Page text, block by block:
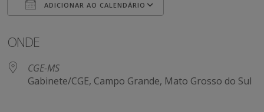
ADICIONAR AO CALENDÁRIO
ONDE
CGE-MS
Gabinete/CGE, Campo Grande, Mato Grosso do Sul